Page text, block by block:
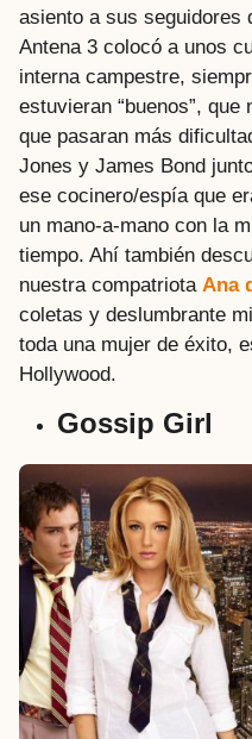
asiento a sus seguidores
Antena 3 colocó a unos
interna campestre,
estuvieran “buenos”,
que pasaran más
Jones y James Bond
ese cocinero/espía que
un mano-a-mano con la
tiempo. Ahí también
nuestra compatriota Ana
coletas y deslumbrante
toda una mujer de éxito,
Hollywood.
Gossip Girl